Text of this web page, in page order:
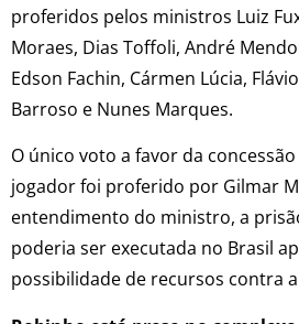
proferidos pelos ministros Luiz
Moraes, Dias Toffoli, André
Edson Fachin, Cármen Lúcia,
Barroso e Nunes Marques.
O único voto a favor da
jogador foi proferido por Gilmar
entendimento do ministro, a
poderia ser executada no Brasil
possibilidade de recursos contra a